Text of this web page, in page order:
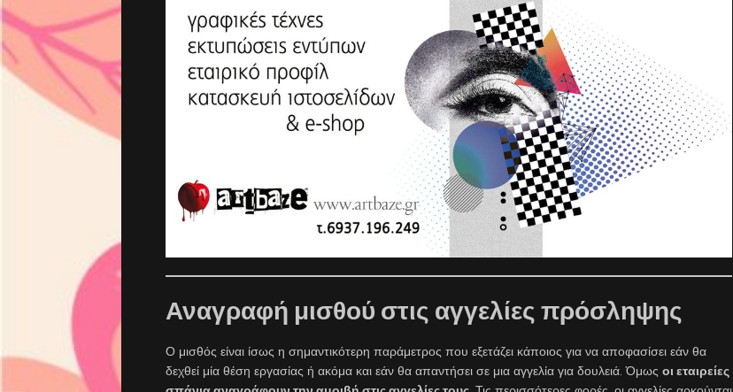
Αναγραφή μισθού στις αγγελίες πρόσληψης
Ο μισθός είναι ίσως η σημαντικότερη παράμετρος που εξετάζει κάποιος για να αποφασίσει εάν θα
δεχθεί μία θέση εργασίας ή ακόμα και εάν θα απαντήσει σε μια αγγελία για δουλειά. Όμως οι εταιρείες